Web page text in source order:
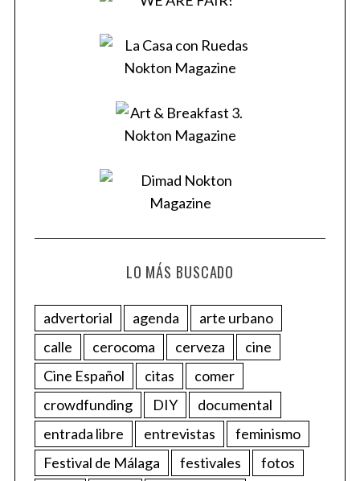
LO MÁS BUSCADO
advertorial agenda
arte urbano
calle
cerocoma cerveza
cine
Cine Español
citas
comer
crowdfunding
DIY
documental
entrada libre
entrevistas
feminismo
Festival de Málaga
festivales
fotos